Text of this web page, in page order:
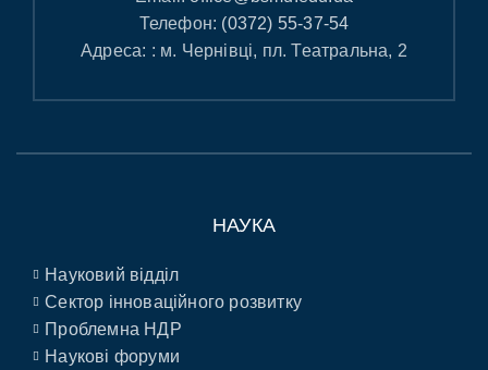
Телефон: (0372) 55-37-54
Адреса: : м. Чернівці, пл. Театральна, 2
НАУКА
Науковий відділ
Сектор інноваційного розвитку
Проблемна НДР
Наукові форуми